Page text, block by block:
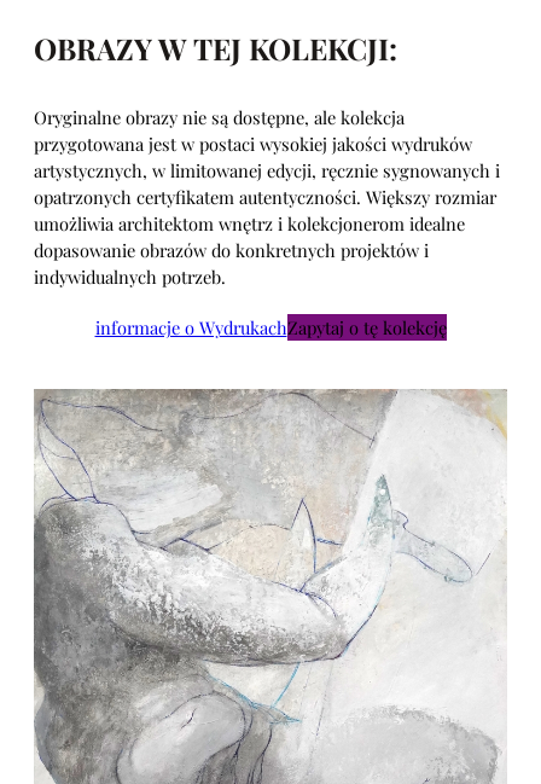
OBRAZY W TEJ KOLEKCJI:
Oryginalne obrazy nie są dostępne, ale kolekcja
przygotowana jest w postaci wysokiej jakości wydruków
artystycznych, w limitowanej edycji, ręcznie sygnowanych i
opatrzonych certyfikatem autentyczności. Większy rozmiar
umożliwia architektom wnętrz i kolekcjonerom idealne
dopasowanie obrazów do konkretnych projektów i
indywidualnych potrzeb.
informacje o WydrukachZapytaj o tę kolekcję